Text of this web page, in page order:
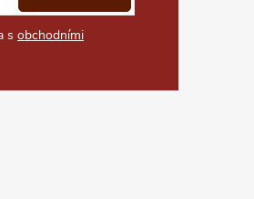
s obchodními